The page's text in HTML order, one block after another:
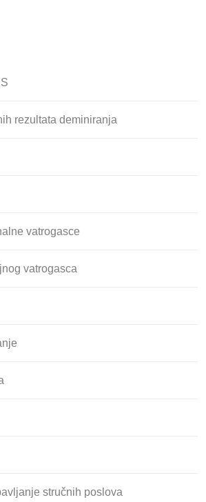
rezultata deminiranja
vatrogasce
vatrogasca
stručnih poslova